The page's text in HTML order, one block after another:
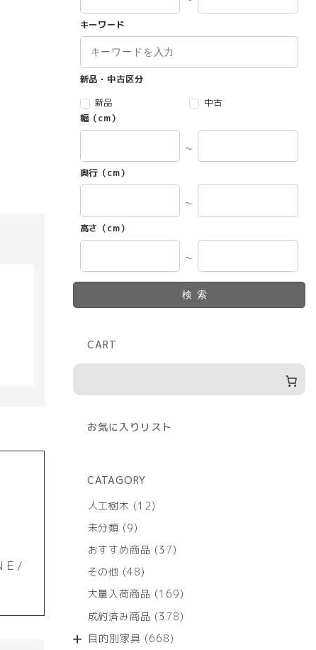
Ｅ/
キーワード
新品・中古区分
新品
中古
幅（cm）
～
奥行（cm）
～
高さ（cm）
～
検索
CART
お気に入りリスト
CATAGORY
人工樹木
1212
商
未分類 99
の
商
おすすめ商品 3737
商
その他 4848
の
商
大量入荷商品 169169
の
成約済み商品 378378
目的別家具 668668